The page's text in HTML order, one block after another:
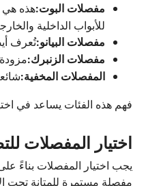
مفصلات البوت:هذه هي
للأبواب الداخلية
مفصلات البيانو:تُعرف
مفصلات الزنبرك:
المفصلات المخفية:
فهم هذه الفئات يساعد في
اختيار المفصلات
يجب اختيار المفصلات بناءً
مفصلة مستمرة للمتانة تحت